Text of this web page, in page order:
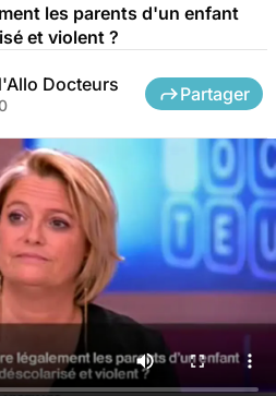
les parents d'un enfant
et violent ?
Docteurs Partager